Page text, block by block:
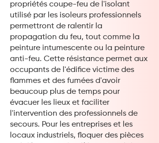
propriétés coupe-feu de l'isolant
utilisé par les isoleurs professionnels
permettront de ralentir la
propagation du feu, tout comme la
peinture intumescente ou la peinture
anti-feu. Cette résistance permet aux
occupants de l'édifice victime des
flammes et des fumées d'avoir
beaucoup plus de temps pour
évacuer les lieux et faciliter
l'intervention des professionnels de
secours. Pour les entreprises et les
locaux industriels, floquer des pièces